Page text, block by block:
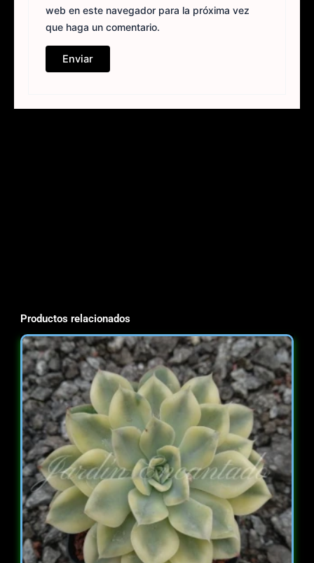
web en este navegador para la próxima vez
que haga un comentario.
Productos relacionados